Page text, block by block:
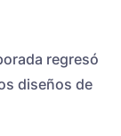
regresó
diseños de